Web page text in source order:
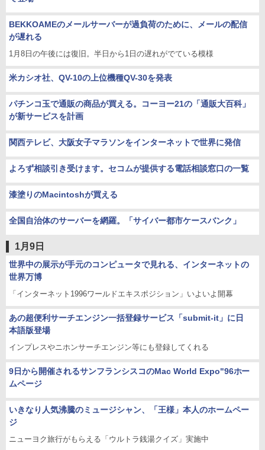
BEKKOAMEのメールサーバーが過負荷のために、メールの配信
が遅れる
1月8日の午後には復旧。半日から1日の遅れがでている模様
米カシオ社、QV-10の上位機種QV-30を発表
パチンコ玉で通販の商品が買える。コーヨー21の「通販大百科」
が新サービスを計画
関西テレビ、大阪女子マラソンをインターネットで世界に発信
よろず相談引き受けます。セコムが提供する電話相談窓口の一覧
漆塗りのMacintoshが買える
全国自治体のサーバーを網羅。「サイバー都市ケースバンク」
1月9日
世界中の展示が手元のコンピュータで見れる、インターネットの
世界万博
「インターネット1996ワールドエキスポジション」いよいよ開幕
あの超便利サーチエンジン一括登録サービス「submit-it」に日
本語版登場
インプレスやニホンサーチエンジン等にも登録してくれる
9日から開催されるサンフランシスコのMac World Expo"96ホー
ムページ
いきなり人気沸騰のミュージシャン、「王様」本人のホームペー
ジ
ニューヨク旅行がもらえる「ウルトラ銭湯クイズ」実施中